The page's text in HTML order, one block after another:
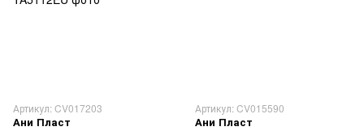
Артикул: CV017203
Ани Пласт
Артикул: CV015590
Ани Пласт